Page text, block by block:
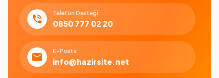
Telefon Desteği
0850 777 02 20
E-Posta
info@hazirsite.net